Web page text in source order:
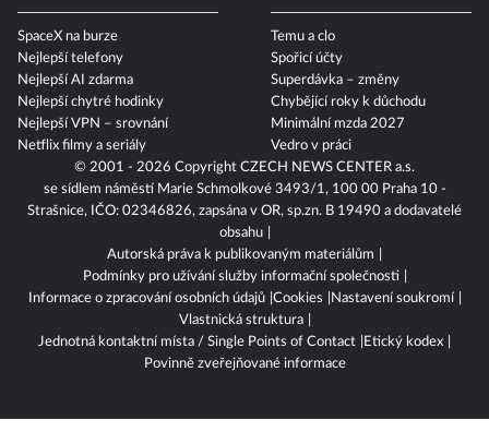
© 2001 - 2026 Copyright CZECH NEWS CENTER a.s.
se sídlem náměstí Marie Schmolkové 3493/1, 100 00 Praha 10 -
Strašnice, IČO: 02346826, zapsána v OR, sp.zn. B 19490 a dodavatelé
obsahu
Autorská práva k publikovaným materiálům
Podmínky pro užívání služby informační společnosti
Informace o zpracování osobních údajů Cookies
Nastavení soukromí
Vlastnická struktura
Jednotná kontaktní místa / Single Points of Contact
Etický kodex
Povinně zveřejňované informace
SpaceX na burze
Nejlepší telefony
Nejlepší AI zdarma
Nejlepší chytré hodinky
Nejlepší VPN – srovnání
Netflix filmy a seriály
Temu a clo
Spořicí účty
Superdávka – změny
Chybějící roky k důchodu
Minimální mzda 2027
Vedro v práci